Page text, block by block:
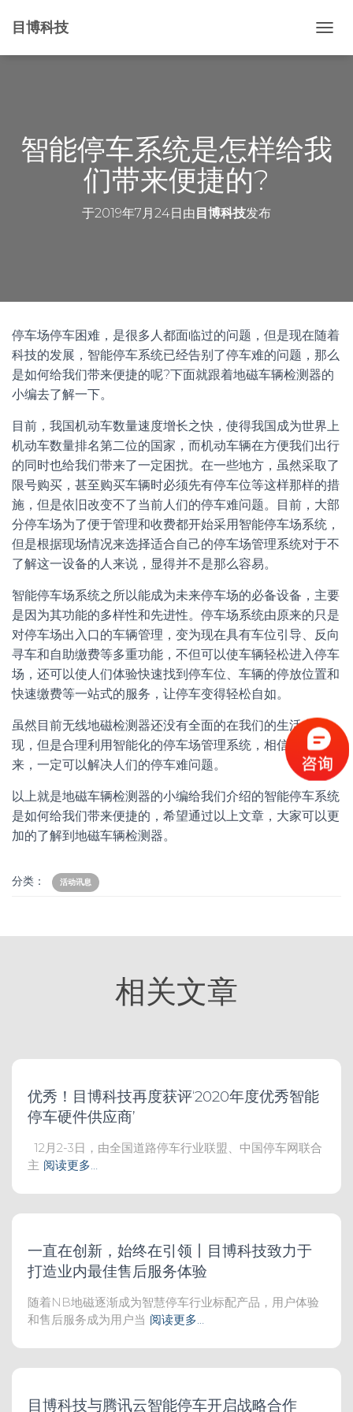
目博科技
换
智能停车系统是怎样给我
们带来便捷的?
于2019年7月24日 由目博科技发布
停车场停车困难，是很多人都面临过的问题，但是现在随着
科技的发展，智能停车系统已经告别了停车难的问题，那么
是如何给我们带来便捷的呢?下面就跟着地磁车辆检测器的
小编去了解一下。
目前，我国机动车数量速度增长之快，使得我国成为世界上
机动车数量排名第二位的国家，而机动车辆在方便我们出行
的同时也给我们带来了一定困扰。在一些地方，虽然采取了
限号购买，甚至购买车辆时必须先有停车位等这样那样的措
施，但是依旧改变不了当前人们的停车难问题。目前，大部
分停车场为了便于管理和收费都开始采用智能停车场系统，
但是根据现场情况来选择适合自己的停车场管理系统对于不
了解这一设备的人来说，显得并不是那么容易。
智能停车场系统之所以能成为未来停车场的必备设备，主要
是因为其功能的多样性和先进性。停车场系统由原来的只是
对停车场出入口的车辆管理，变为现在具有车位引导、反向
寻车和自助缴费等多重功能，不但可以使车辆轻松进入停车
场，还可以使人们体验快速找到停车位、车辆的停放位置和
快速缴费等一站式的服务，让停车变得轻松自如。
虽然目前无线地磁检测器还没有全面的在我们的生活中出
现，但是合理利用智能化的停车场管理系统，相信不久的将
来，一定可以解决人们的停车难问题。
以上就是地磁车辆检测器的小编给我们介绍的智能停车系统
是如何给我们带来便捷的，希望通过以上文章，大家可以更
加的了解到地磁车辆检测器。
分类： 活动讯息
相关文章
优秀！目博科技再度获评‘2020年度优秀智能
停车硬件供应商’
12月2-3日，由全国道路停车行业联盟、中国停车网联合
主 阅读更多…
一直在创新，始终在引领丨目博科技致力于
打造业内最佳售后服务体验
随着NB地磁逐渐成为智慧停车行业标配产品，用户体验
和售后服务成为用户当 阅读更多…
目博科技与腾讯云智能停车开启战略合作